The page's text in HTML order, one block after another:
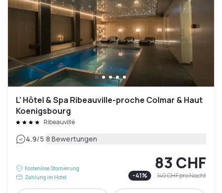
L' Hôtel & Spa Ribeauville-proche Colmar & Haut
Koenigsbourg
Ribeauvillé
4.9/5|8 Bewertungen
Kostenlose Stornierung
Zahlung im Hotel
83 CHF
-41% 140 CHFpro Nacht